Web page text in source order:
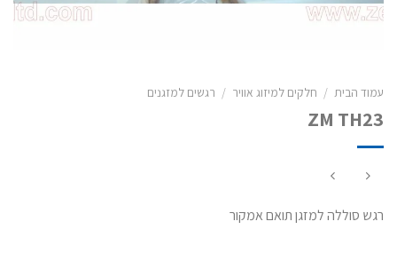
עמוד הבית / חלקים למיזוג אוויר / רגשים למזגנים
ZM TH23
רגש סוללה למזגן תואם אמקור